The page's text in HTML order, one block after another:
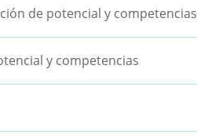
de potencial y competencias
y competencias